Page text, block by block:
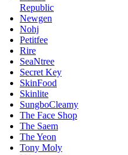
Republic
Newgen
Nohj
Petitfee
Rire
SeaNtree
Secret Key
SkinFood
Skinlite
SungboCleamy
The Face Shop
The Saem
The Yeon
Tony Moly